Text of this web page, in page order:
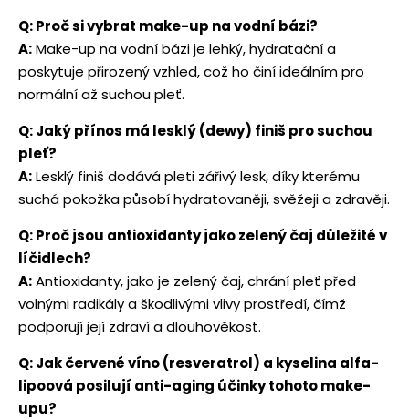
Q: Proč si vybrat make-up na vodní bázi?
A:Make-up na vodní bázi je lehký, hydratační a
poskytuje přirozený vzhled, což ho činí ideálním pro
normální až suchou pleť.
Q: Jaký přínos má lesklý (dewy) finiš pro suchou
pleť?
A:Lesklý finiš dodává pleti zářivý lesk, díky kterému
suchá pokožka působí hydratovaněji, svěžeji a zdravěji.
Q: Proč jsou antioxidanty jako zelený čaj důležité v
líčidlech?
A:Antioxidanty, jako je zelený čaj, chrání pleť před
volnými radikály a škodlivými vlivy prostředí, čímž
podporují její zdraví a dlouhověkost.
Q: Jak červené víno (resveratrol) a kyselina alfa-
lipoová posilují anti-aging účinky tohoto make-
upu?